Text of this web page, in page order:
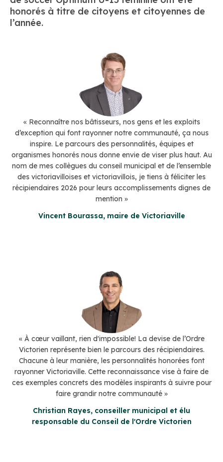
honorés à titre de citoyens et citoyennes de
l’année.
« Reconnaître nos bâtisseurs, nos gens et les exploits
d’exception qui font rayonner notre communauté, ça nous
inspire. Le parcours des personnalités, équipes et
organismes honorés nous donne envie de viser plus haut. Au
nom de mes collègues du conseil municipal et de l’ensemble
des victoriavilloises et victoriavillois, je tiens à féliciter les
récipiendaires 2026 pour leurs accomplissements dignes de
mention »
Vincent Bourassa, maire de Victoriaville
« À cœur vaillant, rien d'impossible! La devise de l’Ordre
Victorien représente bien le parcours des récipiendaires.
Chacune à leur manière, les personnalités honorées font
rayonner Victoriaville. Cette reconnaissance vise à faire de
ces exemples concrets des modèles inspirants à suivre pour
faire grandir notre communauté »
Christian Rayes, conseiller municipal et élu
responsable du Conseil de l'Ordre Victorien